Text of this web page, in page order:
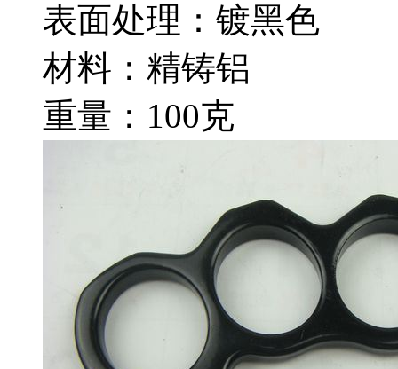
表面处理：镀黑色
材料：精铸铝
重量：100克